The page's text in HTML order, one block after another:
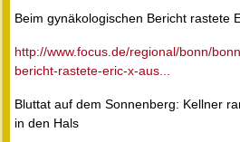
Beim gynäkologischen Bericht rastete
http://www.focus.de/regional/bonn/
bericht-rastete-eric-x-aus...
Bluttat auf dem Sonnenberg: Kellner
in den Hals